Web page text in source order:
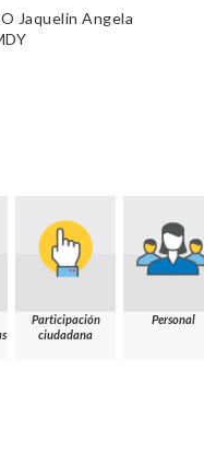
Jaquelin Angela
Participación
ciudadana
Personal